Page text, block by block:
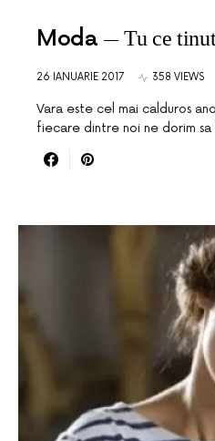
Moda Tu ce
26 IANUARIE 2017 358 VIEWS
Vara este cel mai calduros
fiecare dintre noi ne dorim